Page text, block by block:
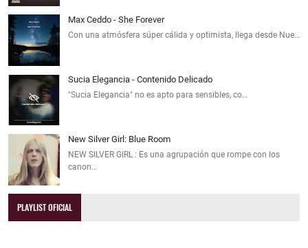
Max Ceddo - She Forever
Con una atmósfera súper cálida y optimista, llega desde Nue…
Sucia Elegancia - Contenido Delicado
"Sucia Elegancia" no es apto para sensibles, co…
New Silver Girl: Blue Room
NEW SILVER GIRL : Es una agrupación que rompe con los
canon…
PLAYLIST OFICIAL